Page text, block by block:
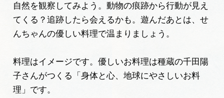
自然を観察してみよう。動物の痕跡から行動が見え
てくる？追跡したら会えるかも。遊んだあとは、せ
んちゃんの優しい料理で温まりましょう。
料理はイメージです。優しいお料理は種蔵の千田陽
子さんがつくる「身体と心、地球にやさしいお料
理」です。